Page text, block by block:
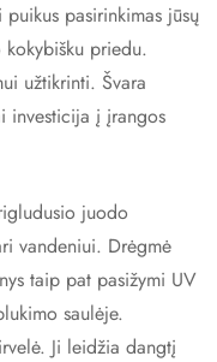
pasirinkimas jūsų
priedu.
užtikrinti. Švara
investicija į įrangos
juodo
vandeniui. Drėgmė
taip pat pasižymi UV
saulėje.
Ji leidžia dangtį